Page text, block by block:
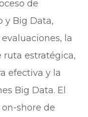
de
y Big Data,
la
ruta estratégica,
efectiva y la
Big Data. El
shore de